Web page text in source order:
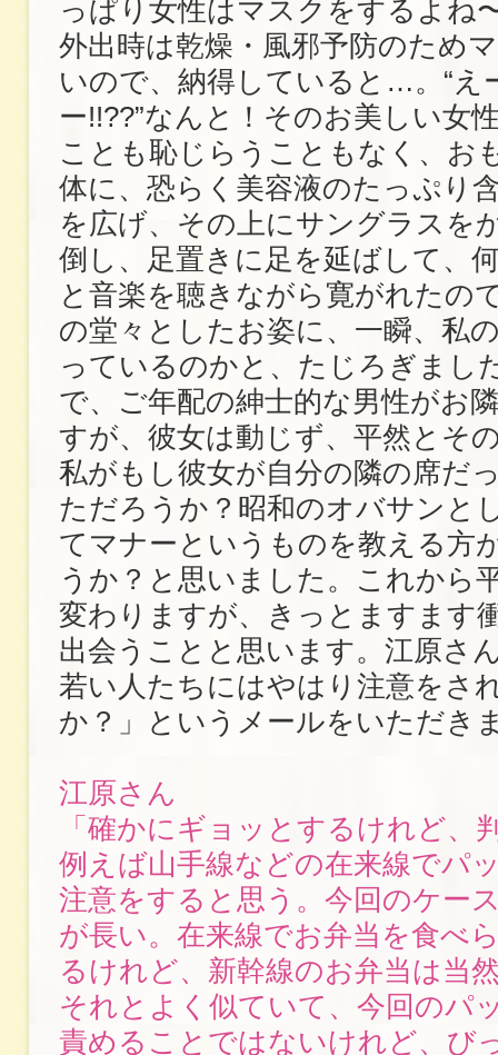
っぱり女性はマスクをするよね
外出時は乾燥・風邪予防のため
いので、納得していると…。“え
ー!!??”なんと！そのお美しい女
ことも恥じらうこともなく、お
体に、恐らく美容液のたっぷり
を広げ、その上にサングラスを
倒し、足置きに足を延ばして、
と音楽を聴きながら寛がれたの
の堂々としたお姿に、一瞬、私
っているのかと、たじろぎまし
で、ご年配の紳士的な男性がお
すが、彼女は動じず、平然とそ
私がもし彼女が自分の隣の席だ
ただろうか？昭和のオバサンと
てマナーというものを教える方
うか？と思いました。これから
変わりますが、きっとますます
出会うことと思います。江原さ
若い人たちにはやはり注意をさ
か？」というメールをいただき
江原さん
「確かにギョッとするけれど、
例えば山手線などの在来線でパ
注意をすると思う。今回のケー
が長い。在来線でお弁当を食べ
るけれど、新幹線のお弁当は当
それとよく似ていて、今回のパ
責めることではないけれど、び